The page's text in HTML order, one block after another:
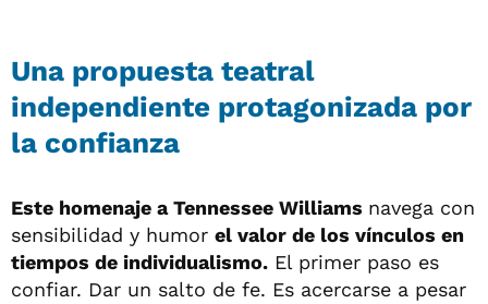
Una propuesta teatral
independiente protagonizada por
la confianza
Este homenaje a Tennessee Williams navega con
sensibilidad y humor el valor de los vínculos en
tiempos de individualismo. El primer paso es
confiar. Dar un salto de fe. Es acercarse a pesar